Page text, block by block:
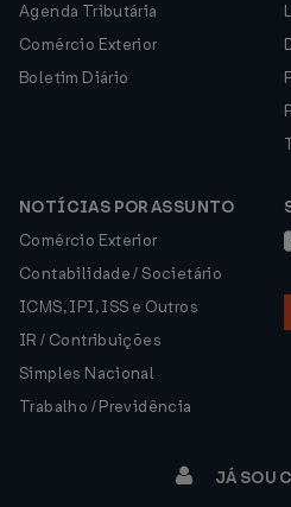
Agenda Tributária
Comércio Exterior
Boletim Diário
NOTÍCIAS POR ASSUNTO
Comércio Exterior
Contabilidade / Societário
ICMS, IPI, ISS e Outros
IR / Contribuições
Simples Nacional
Trabalho / Previdência
JÁ SOU